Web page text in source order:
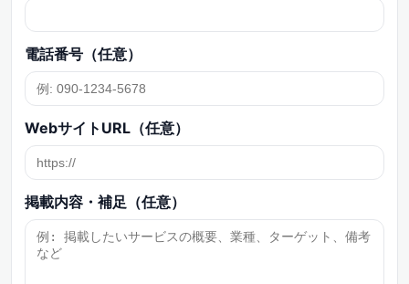
電話番号（任意）
WebサイトURL（任意）
掲載内容・補足（任意）